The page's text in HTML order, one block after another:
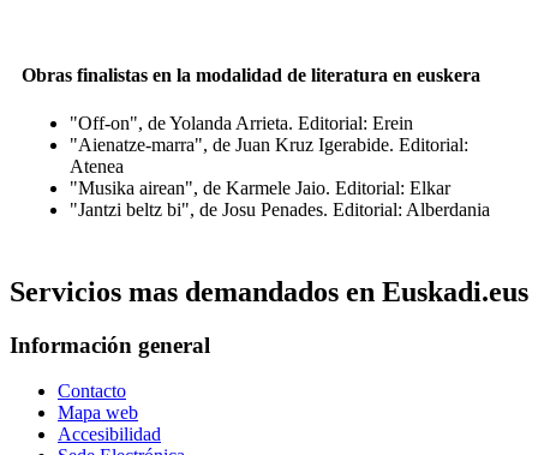
Obras finalistas en la modalidad de literatura en euskera
"Off-on", de Yolanda Arrieta. Editorial: Erein
"Aienatze-marra", de Juan Kruz Igerabide. Editorial:
Atenea
"Musika airean", de Karmele Jaio. Editorial: Elkar
"Jantzi beltz bi", de Josu Penades. Editorial: Alberdania
Servicios mas demandados en Euskadi.eus
Información general
Contacto
Mapa web
Accesibilidad